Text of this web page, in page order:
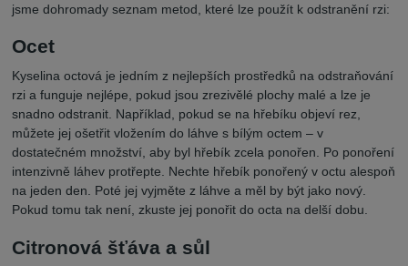
jsme dohromady seznam metod, které lze použít k odstranění rzi:
Ocet
Kyselina octová je jedním z nejlepších prostředků na odstraňování
rzi a funguje nejlépe, pokud jsou zrezivělé plochy malé a lze je
snadno odstranit. Například, pokud se na hřebíku objeví rez,
můžete jej ošetřit vložením do láhve s bílým octem – v
dostatečném množství, aby byl hřebík zcela ponořen. Po ponoření
intenzivně láhev protřepte. Nechte hřebík ponořený v octu alespoň
na jeden den. Poté jej vyjměte z láhve a měl by být jako nový.
Pokud tomu tak není, zkuste jej ponořit do octa na delší dobu.
Citronová šťáva a sůl